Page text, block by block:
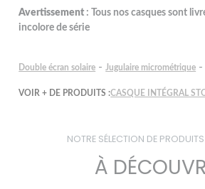
Avertissement : Tous nos casques sont
incolore de série
Double écran solaire - Jugulaire micrométrique -
VOIR + DE PRODUITS :CASQUE INTÉGRAL
NOTRE SÉLECTION DE
À